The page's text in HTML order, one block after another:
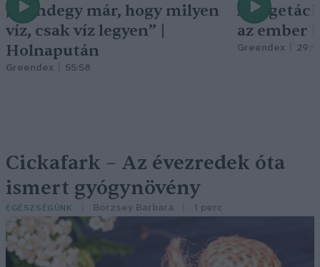
„Mindegy már, hogy milyen
víz, csak víz legyen” |
Holnapután
Greendex 55:58
A
az ember
Greendex
Cickafark – Az évezredek óta
ismert gyógynövény
EGÉSZSÉGÜNK Börzsey Barbara 1 perc